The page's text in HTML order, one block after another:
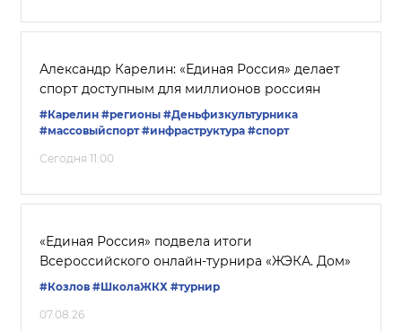
Александр Карелин: «Единая Россия» делает
спорт доступным для миллионов россиян
#Карелин #регионы #Деньфизкультурника
#массовыйспорт #инфраструктура #спорт
Сегодня 11:00
«Единая Россия» подвела итоги
Всероссийского онлайн-турнира «ЖЭКА. Дом»
#Козлов #ШколаЖКХ #турнир
07.08.26